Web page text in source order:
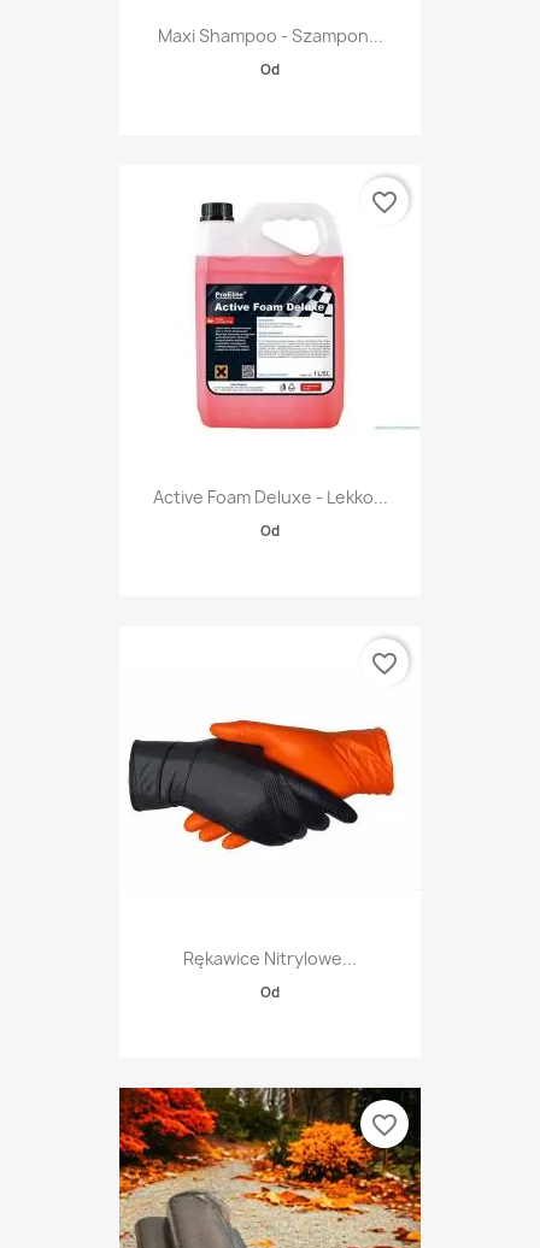
Maxi Shampoo - Szampon...
Od
Active Foam Deluxe - Lekko...
Od
favorite_border
Rękawice Nitrylowe...
Od
favorite_border
favorite_border